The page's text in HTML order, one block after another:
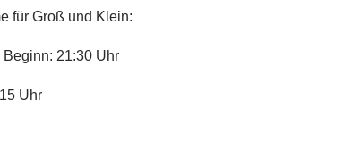
für Groß und Klein:
Beginn: 21:30 Uhr
Uhr